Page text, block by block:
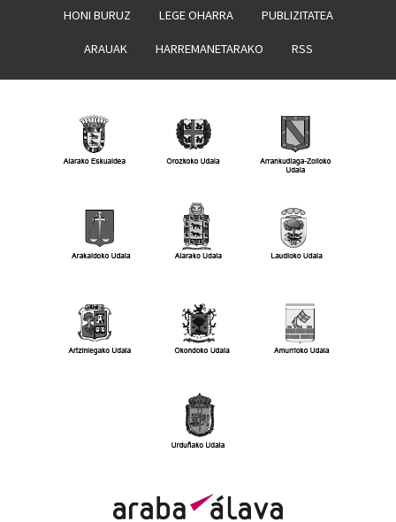
HONI BURUZ LEGE OHARRA PUBLIZITATEA
ARAUAK HARREMANETARAKO RSS